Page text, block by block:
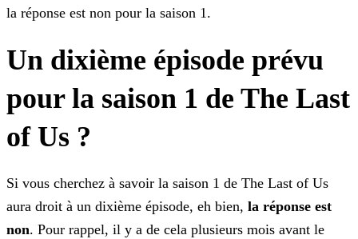
la réponse est non pour la saison 1.
Un dixième épisode prévu
pour la saison 1 de The Last
of Us ?
Si vous cherchez à savoir la saison 1 de The Last of Us
aura droit à un dixième épisode, eh bien, la réponse est
non. Pour rappel, il y a de cela plusieurs mois avant le